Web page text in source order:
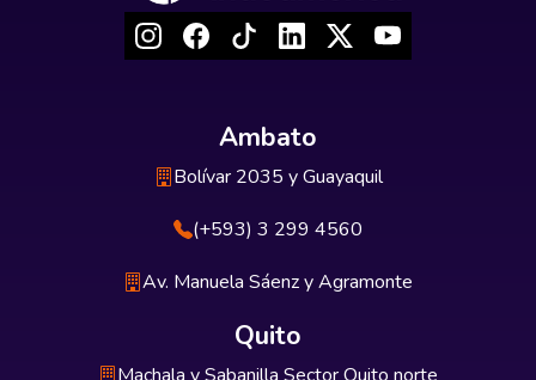
Ambato
Bolívar 2035 y Guayaquil
(+593) 3 299 4560
Av. Manuela Sáenz y Agramonte
Quito